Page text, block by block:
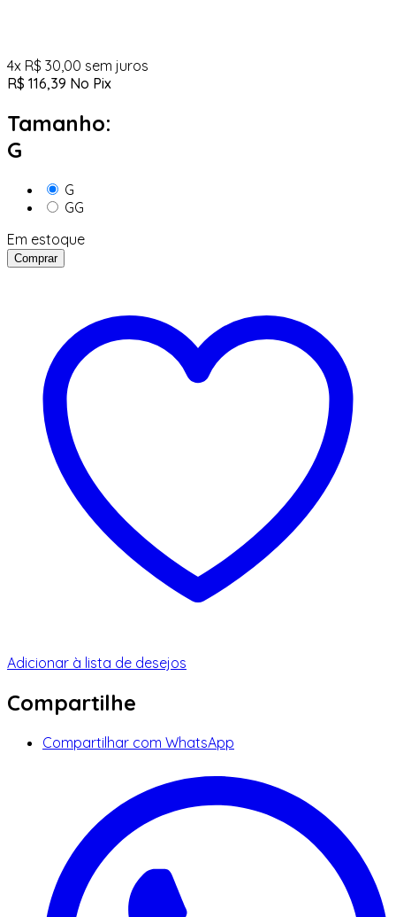
4x R$ 30,00 sem juros
R$ 116,39 No Pix
Tamanho:
G
G
GG
Em estoque
Comprar
Adicionar à lista de desejos
Compartilhe
Compartilhar com WhatsApp